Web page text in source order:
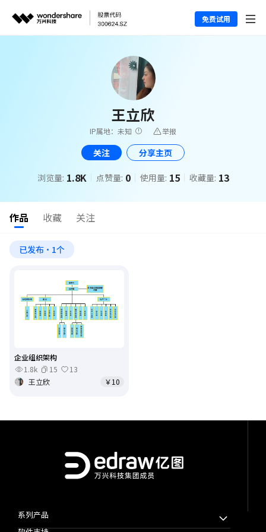
免费试用
王立欣
IP属地：未知 举报
关注 分享主页
浏览量: 1.8K 点赞量: 0 使用量: 15 收藏量: 13
作品 收藏 关注
已发布·1个
企业组织架构
1.8k
15
13
王立欣
￥10
系列产品